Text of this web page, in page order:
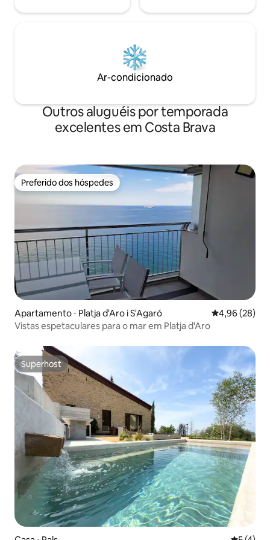
Ar-condicionado
Outros aluguéis por temporada
excelentes em Costa Brava
Preferido dos hóspedes
Preferido dos hóspedes
Apartamento ⋅ Platja d'Aro i S'Agaró 4,96 de uma
4,96 (28)
Vistas espetaculares para o mar em Platja d'Aro
Superhost
Superhost